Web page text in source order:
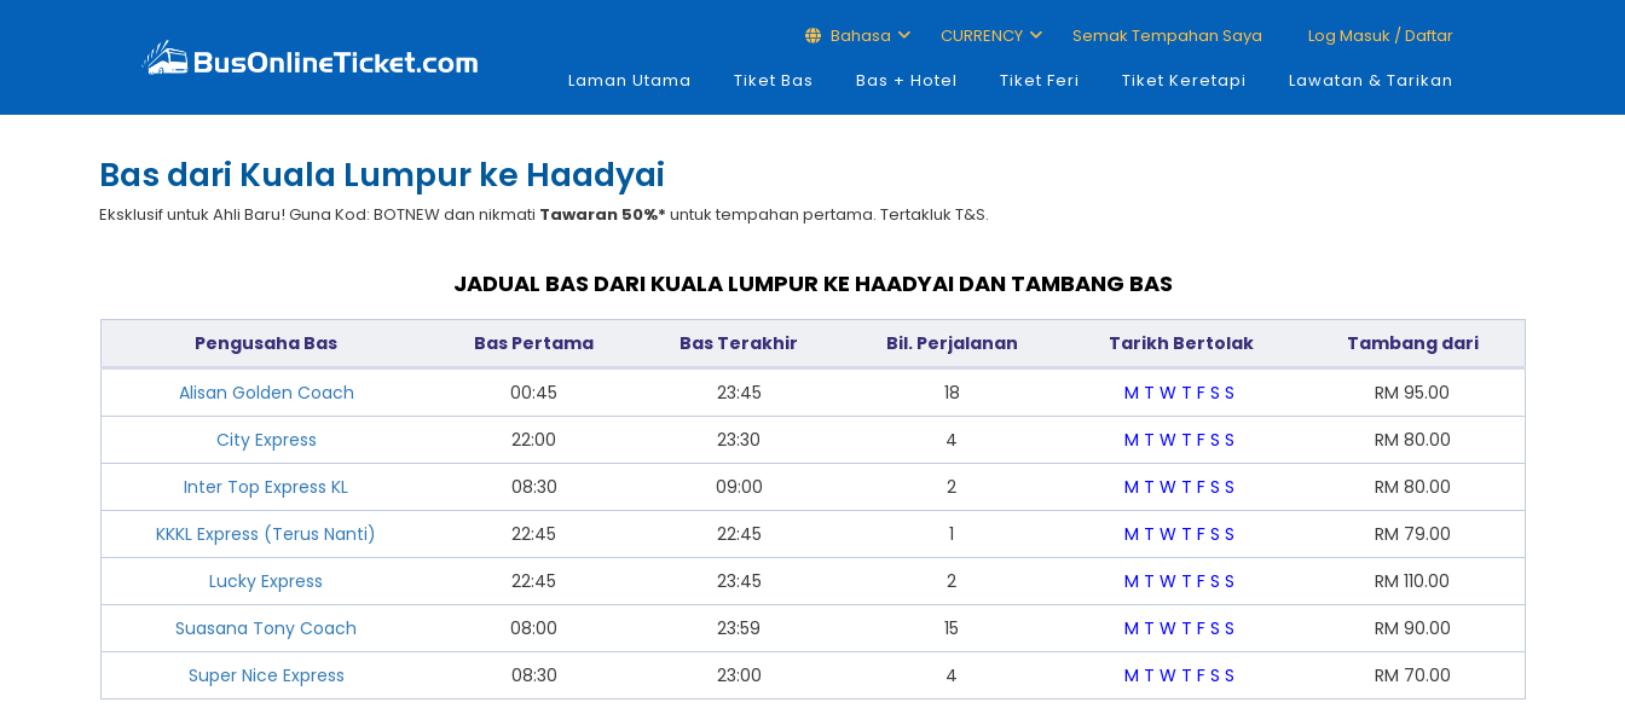
Bahasa CURRENCY Semak Tempahan Saya
Log Masuk / Daftar
Laman Utama
Tiket Bas Bas + Hotel Tiket Feri Tiket Keretapi Lawatan & Tarikan
Bas dari Kuala Lumpur ke Haadyai
Eksklusif untuk Ahli Baru! Guna Kod: BOTNEW dan nikmati Tawaran 50%* untuk tempahan pertama. Tertakluk T&S.
JADUAL BAS DARI KUALA LUMPUR KE HAADYAI DAN TAMBANG BAS
Pengusaha Bas Bas Pertama Bas Terakhir Bil. Perjalanan Tarikh Bertolak Tambang dari
Alisan Golden Coach 00:45 23:45 18 M T W T F S S RM 95.00
City Express
22:00 23:30 4 M T W T F S S RM 80.00
Inter Top Express KL
08:30 09:00 2 M T W T F S S RM 80.00
KKKL Express (Terus Nanti)
22:45 22:45 1 M T W T F S S RM 79.00
Lucky Express
22:45 23:45 2 M T W T F S S RM 110.00
Suasana Tony Coach
08:00 23:59 15 M T W T F S S RM 90.00
Super Nice Express
08:30 23:00 4 M T W T F S S RM 70.00